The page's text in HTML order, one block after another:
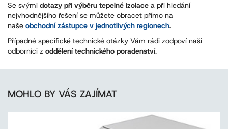
Se svými dotazy při výběru tepelné izolace a při hledání
nejvhodnějšího řešení se můžete obracet přímo na
naše obchodní zástupce v jednotlivých regionech.
Případné specifické technické otázky Vám rádi zodpoví naši
odborníci z oddělení technického poradenství.
MOHLO BY VÁS ZAJÍMAT